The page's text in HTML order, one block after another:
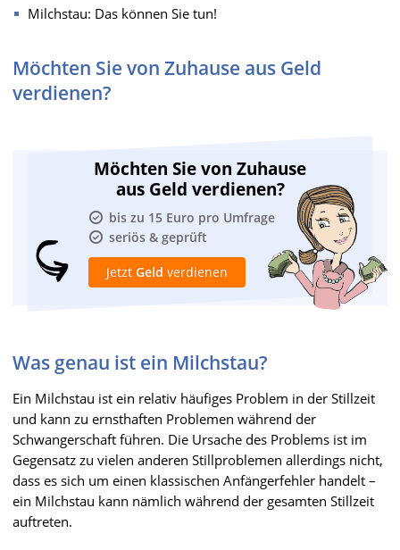
Milchstau: Das können Sie tun!
Möchten Sie von Zuhause aus Geld
verdienen?
Möchten Sie von Zuhause
aus Geld verdienen?
bis zu 15 Euro pro Umfrage
seriös & geprüft
Jetzt Geld verdienen
Was genau ist ein Milchstau?
Ein Milchstau ist ein relativ häufiges Problem in der Stillzeit
und kann zu ernsthaften Problemen während der
Schwangerschaft führen. Die Ursache des Problems ist im
Gegensatz zu vielen anderen Stillproblemen allerdings nicht,
dass es sich um einen klassischen Anfängerfehler handelt –
ein Milchstau kann nämlich während der gesamten Stillzeit
auftreten.